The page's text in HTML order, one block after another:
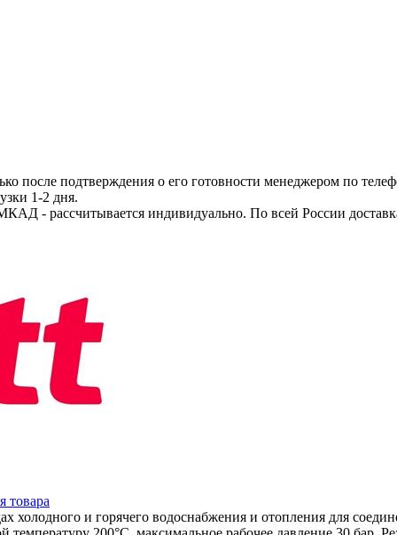
после подтверждения о его готовности менеджером по
1-2 дня.
- рассчитывается индивидуально. По всей России
товара
и горячего водоснабжения и отопления для